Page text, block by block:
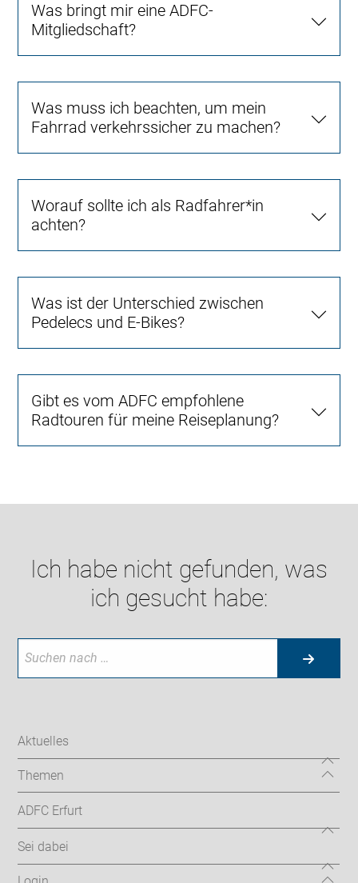
Was bringt mir eine ADFC-
Mitgliedschaft?
Was muss ich beachten, um mein
Fahrrad verkehrssicher zu machen?
Worauf sollte ich als Radfahrer*in
achten?
Was ist der Unterschied zwischen
Pedelecs und E-Bikes?
Gibt es vom ADFC empfohlene
Radtouren für meine Reiseplanung?
Ich habe nicht gefunden, was
ich gesucht habe:
Aktuelles
Themen
ADFC Erfurt
Sei dabei